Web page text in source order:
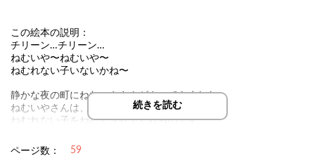
この絵本の説明：
チリーン…チリーン…
ねむいや〜ねむいや〜
ねむれない子いないかね〜
静かな夜の町にねむいやさんがやってきました。
ねむいやさんは、夢を一口分もらう代わりに
ねむれない子をねむくさせてくれるのです。
あら？今夜はねむれない子がいっぱいいるみたい。
ねむいやさんが手伝ってくれる子を探しています。
続きを読む
ページ数： 59